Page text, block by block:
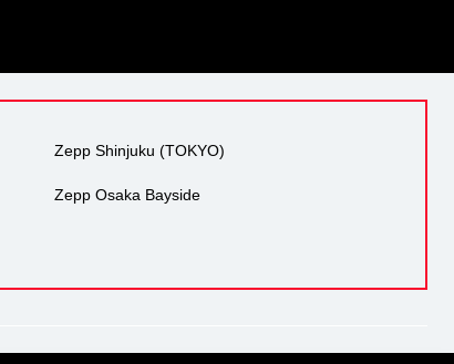
Zepp Shinjuku (TOKYO)
Zepp Osaka Bayside